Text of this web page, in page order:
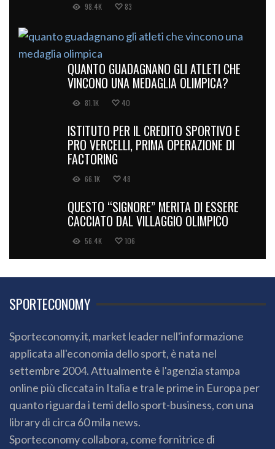
98.4K 83
QUANTO GUADAGNANO GLI ATLETI CHE
VINCONO UNA MEDAGLIA OLIMPICA?
81.1K 40
ISTITUTO PER IL CREDITO SPORTIVO E
PRO VERCELLI, PRIMA OPERAZIONE DI
FACTORING
66.1K 48
QUESTO “SIGNORE” MERITA DI ESSERE
CACCIATO DAL VILLAGGIO OLIMPICO
56.4K 106
SPORTECONOMY
Sporteconomy.it, market leader nell'informazione
applicata all'economia dello sport, è nata nel
settembre 2004. Attualmente è l'agenzia stampa
online più cliccata in Italia e tra le prime in Europa per
quanto riguarda i temi dello sport-business, con una
library di circa 60 mila news.
Sporteconomy collabora, come fornitrice di